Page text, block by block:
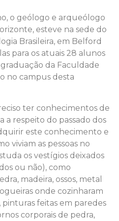
o geólogo e arqueólogo
esteve na sede do
Brasileira, em Belford
para os atuais 28 alunos
da Faculdade
no campus desta
ter conhecimentos de
a respeito do passado dos
este conhecimento e
viviam as pessoas no
os vestígios deixados
ou não), como
madeira, ossos, metal
onde cozinharam
feitas em paredes
corporais de pedra,